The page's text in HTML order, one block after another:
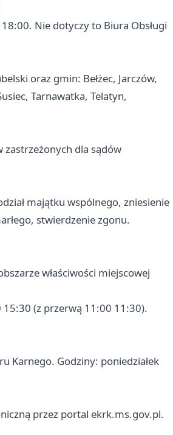
Nie dotyczy to Biura Obsługi
oraz gmin: Bełżec, Jarczów,
Tarnawatka, Telatyn,
zastrzeżonych dla sądów
majątku wspólnego, zniesienie
stwierdzenie zgonu.
właściwości miejscowej
(z przerwą 11:00 11:30).
Karnego. Godziny: poniedziałek
przez portal ekrk.ms.gov.pl.